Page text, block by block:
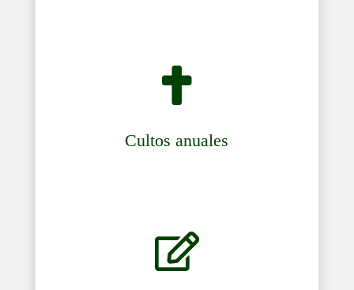

Cultos anuales
